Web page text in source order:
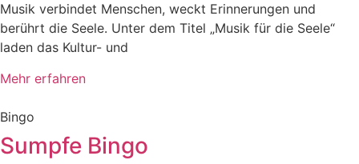
Musik verbindet Menschen, weckt Erinnerungen und
berührt die Seele. Unter dem Titel „Musik für die Seele“
laden das Kultur- und
Mehr erfahren
Bingo
Sumpfe Bingo